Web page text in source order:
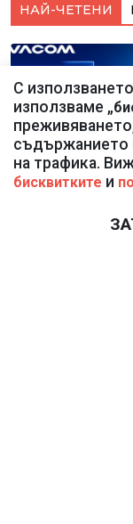
НАЙ-ЧЕТЕНИ
С
използваме „
съдържанието
на трафика.
бисквитките и